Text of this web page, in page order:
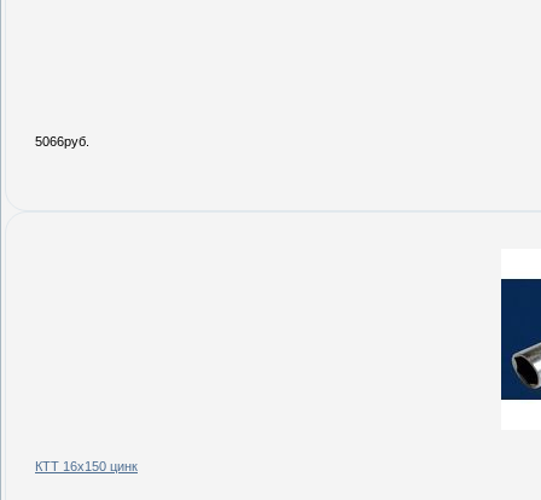
5066руб.
КТТ 16х150 цинк